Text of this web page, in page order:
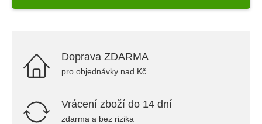
Doprava ZDARMA
pro objednávky nad Kč
Vrácení zboží do 14 dní
zdarma a bez rizika